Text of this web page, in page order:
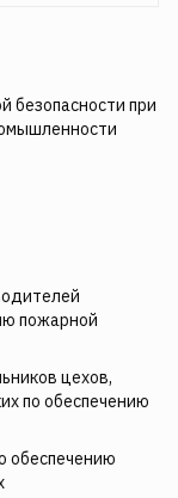
при
пожарной
цехов,
по обеспечению
обеспечению